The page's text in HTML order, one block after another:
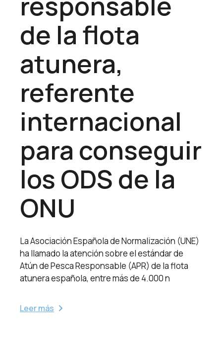
de la flota
atunera,
referente
internacional
para conseguir
los ODS de la
ONU
La Asociación Española de Normalización (UNE)
ha llamado la atención sobre el estándar de
Atún de Pesca Responsable (APR) de la flota
atunera española, entre más de 4.000 n
Leer más